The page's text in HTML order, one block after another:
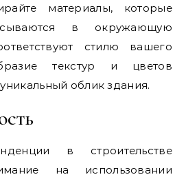
материалы, которые
в окружающую
стилю вашего
текстур и цветов
облик здания.
в строительстве
на использовании